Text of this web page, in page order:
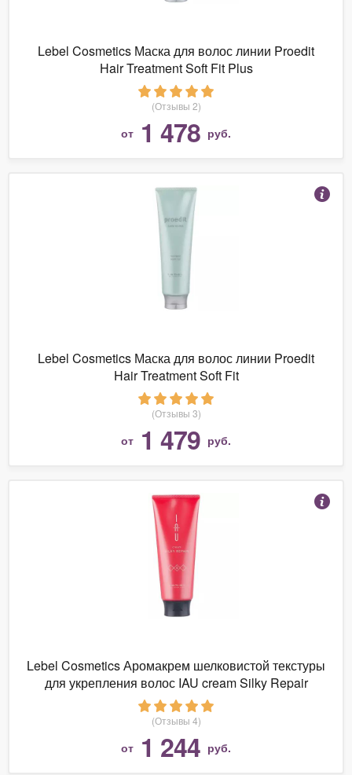
Lebel Cosmetics Маска для волос линии Proedit
Hair Treatment Soft Fit Plus
(Отзывы 2)
от 1 478 руб.
Lebel Cosmetics Маска для волос линии Proedit
Hair Treatment Soft Fit
(Отзывы 3)
от 1 479 руб.
Lebel Cosmetics Аромакрем шелковистой текстуры
для укрепления волос IAU cream Silky Repair
(Отзывы 4)
от 1 244 руб.